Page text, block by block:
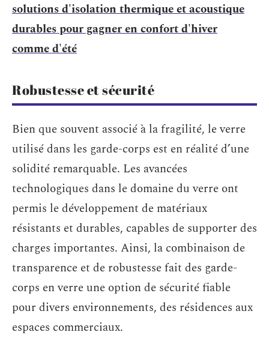
solutions d'isolation thermique et acoustique
durables pour gagner en confort d'hiver
comme d'été
Robustesse et sécurité
Bien que souvent associé à la fragilité, le verre
utilisé dans les garde-corps est en réalité d’une
solidité remarquable. Les avancées
technologiques dans le domaine du verre ont
permis le développement de matériaux
résistants et durables, capables de supporter des
charges importantes. Ainsi, la combinaison de
transparence et de robustesse fait des garde-
corps en verre une option de sécurité fiable
pour divers environnements, des résidences aux
espaces commerciaux.